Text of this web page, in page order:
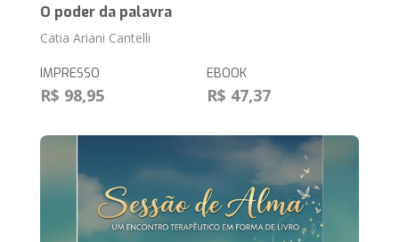
O poder da palavra
Catia Ariani Cantelli
IMPRESSO
R$ 98,95
EBOOK
R$ 47,37